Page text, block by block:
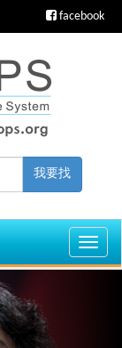
facebook
我要找